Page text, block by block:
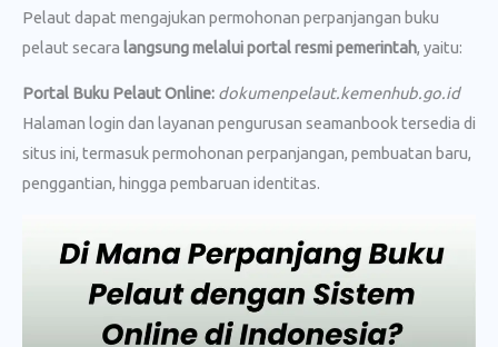
Pelaut dapat mengajukan permohonan perpanjangan buku
pelaut secara langsung melalui portal resmi pemerintah, yaitu:
Portal Buku Pelaut Online: dokumenpelaut.kemenhub.go.id
Halaman login dan layanan pengurusan seamanbook tersedia di
situs ini, termasuk permohonan perpanjangan, pembuatan baru,
penggantian, hingga pembaruan identitas.